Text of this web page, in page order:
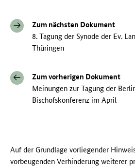
Zum nächsten Dokument
8. Tagung der Synode der Ev.
Thüringen
Zum vorherigen Dokument
Meinungen zur Tagung der
Bischofskonferenz im April
Auf der Grundlage vorliegender
vorbeugenden Verhinderung weiterer